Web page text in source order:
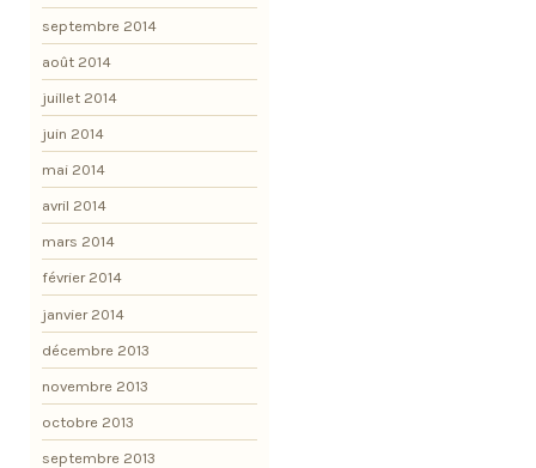
septembre 2014
août 2014
juillet 2014
juin 2014
mai 2014
avril 2014
mars 2014
février 2014
janvier 2014
décembre 2013
novembre 2013
octobre 2013
septembre 2013